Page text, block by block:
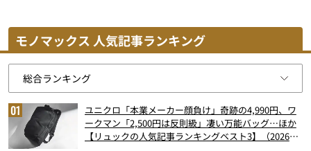
モノマックス 人気記事ランキング
ユニクロ「本業メーカー顔負け」奇跡の4,990円、ワ
ークマン「2,500円は反則級」凄い万能バッグ…ほか
【リュックの人気記事ランキングベスト3】（2026年